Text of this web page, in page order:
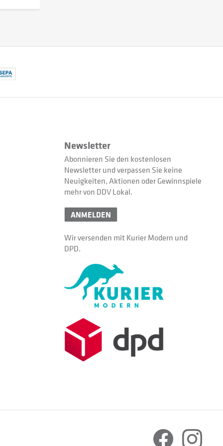
Newsletter
Abonnieren Sie den kostenlosen
Newsletter und verpassen Sie keine
Neuigkeiten, Aktionen oder Gewinnspiele
mehr von DDV Lokal.
ANMELDEN
Wir versenden mit Kurier Modern und
DPD.